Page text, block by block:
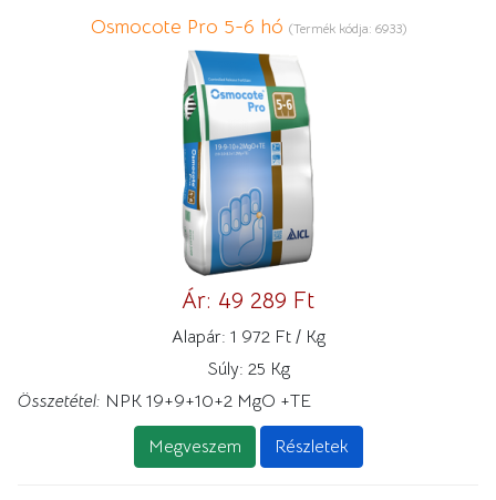
Osmocote Pro 5-6 hó (Termék kódja: 6933)
Ár: 49 289 Ft
Alapár: 1 972 Ft / Kg
Súly: 25 Kg
Összetétel: NPK 19+9+10+2 MgO +TE
Megveszem Részletek